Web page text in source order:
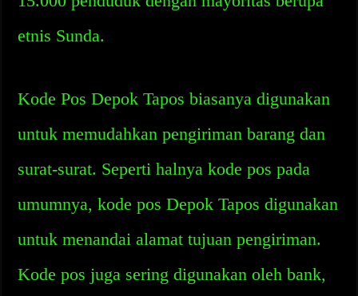
etnis Sunda.
Kode Pos Depok Tapos biasanya digunakan
untuk memudahkan pengiriman barang dan
surat-surat. Seperti halnya kode pos pada
umumnya, kode pos Depok Tapos digunakan
untuk menandai alamat tujuan pengiriman.
Kode pos juga sering digunakan oleh bank,